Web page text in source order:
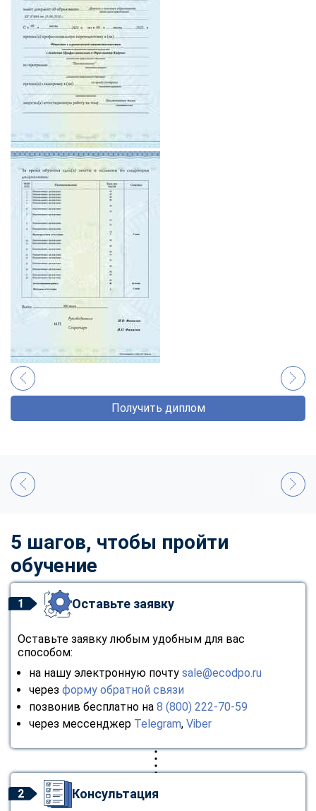
Получить диплом
5 шагов, чтобы пройти
обучение
1 Оставьте заявку
Оставьте заявку любым удобным для вас
способом:
на нашу электронную почту sale@ecodpo.ru
через форму обратной связи
позвонив бесплатно на 8 (800) 222-70-59
через мессенджер Telegram, Viber
2 Консультация